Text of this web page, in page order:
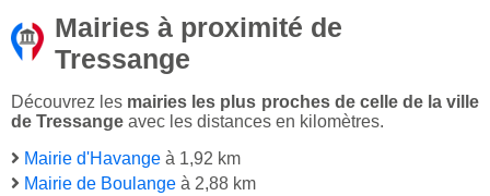
Mairies à proximité de
Tressange
Découvrez les mairies les plus proches de celle de la ville
de Tressange avec les distances en kilomètres.
Mairie d'Havange à 1,92 km
Mairie de Boulange à 2,88 km